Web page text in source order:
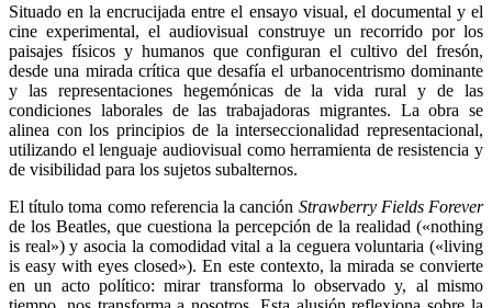
Situado en la encrucijada entre el ensayo visual, el documental y el
cine experimental, el audiovisual construye un recorrido por los
paisajes físicos y humanos que configuran el cultivo del fresón,
desde una mirada crítica que desafía el urbanocentrismo dominante
y las representaciones hegemónicas de la vida rural y de las
condiciones laborales de las trabajadoras migrantes. La obra se
alinea con los principios de la interseccionalidad representacional,
utilizando el lenguaje audiovisual como herramienta de resistencia y
de visibilidad para los sujetos subalternos.
El título toma como referencia la canción Strawberry Fields Forever
de los Beatles, que cuestiona la percepción de la realidad («nothing
is real») y asocia la comodidad vital a la ceguera voluntaria («living
is easy with eyes closed»). En este contexto, la mirada se convierte
en un acto político: mirar transforma lo observado y, al mismo